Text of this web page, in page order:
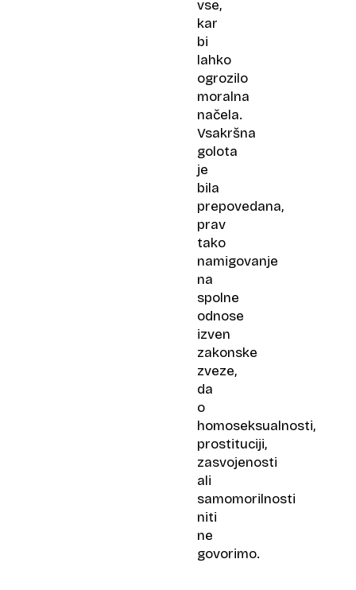
vse,
kar
bi
lahko
ogrozilo
moralna
načela.
Vsakršna
golota
je
bila
prepovedana,
prav
tako
namigovanje
na
spolne
odnose
izven
zakonske
zveze,
da
o
homoseksualnosti,
prostituciji,
zasvojenosti
ali
samomorilnosti
niti
ne
govorimo.